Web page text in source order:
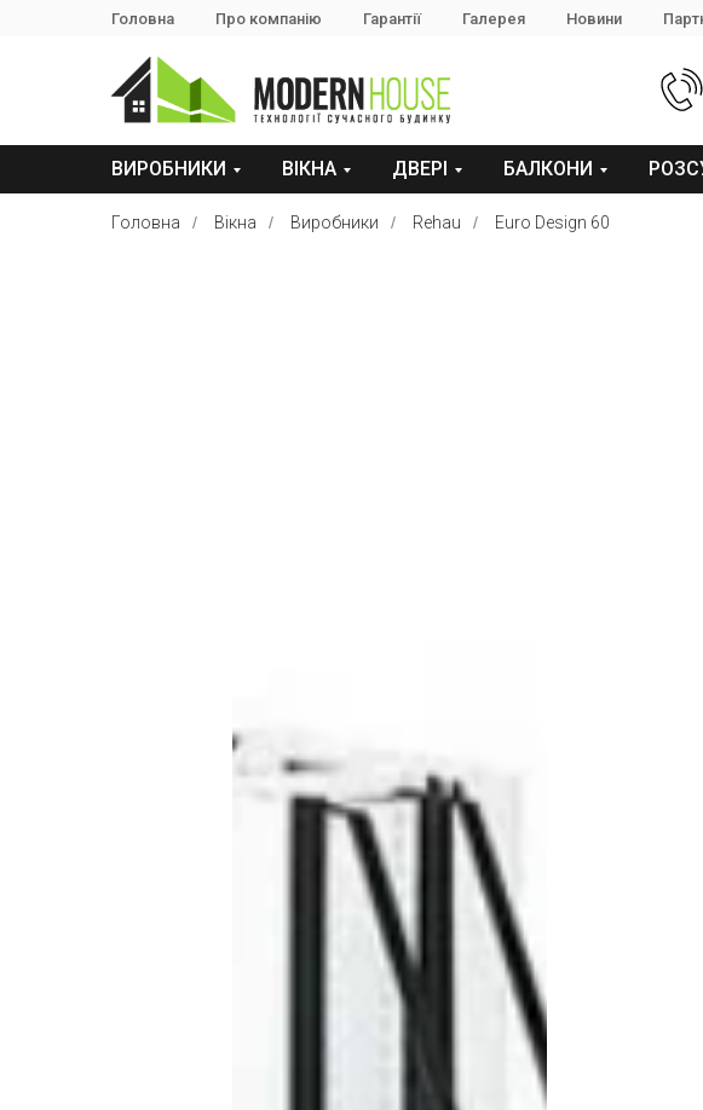
Головна Про компанію Гарантії Галерея Новини
ВИРОБНИКИ ВІКНА ДВЕРІ БАЛКОНИ
Головна / Вікна / Виробники / Rehau / Euro Design 60